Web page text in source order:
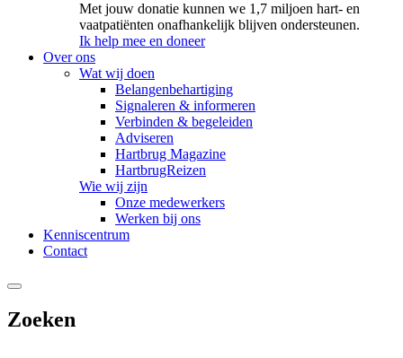
Met jouw donatie kunnen we 1,7 miljoen hart- en
vaatpatiënten onafhankelijk blijven ondersteunen.
Ik help mee en doneer
Over ons
Wat wij doen
Belangenbehartiging
Signaleren & informeren
Verbinden & begeleiden
Adviseren
Hartbrug Magazine
HartbrugReizen
Wie wij zijn
Onze medewerkers
Werken bij ons
Kenniscentrum
Contact
Zoeken